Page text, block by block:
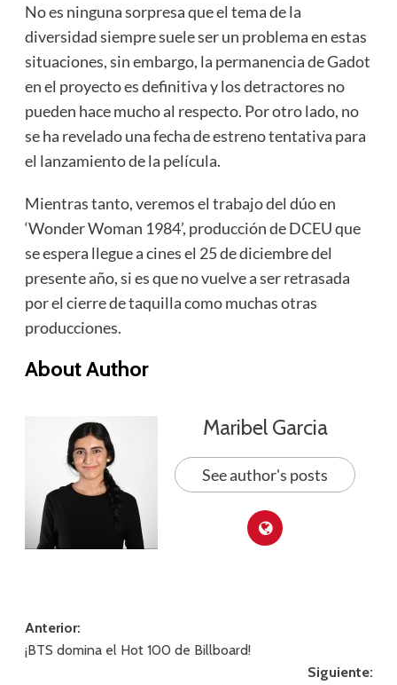
No es ninguna sorpresa que el tema de la
diversidad siempre suele ser un problema en estas
situaciones, sin embargo, la permanencia de Gadot
en el proyecto es definitiva y los detractores no
pueden hace mucho al respecto. Por otro lado, no
se ha revelado una fecha de estreno tentativa para
el lanzamiento de la película.
Mientras tanto, veremos el trabajo del dúo en
‘Wonder Woman 1984’, producción de DCEU que
se espera llegue a cines el 25 de diciembre del
presente año, si es que no vuelve a ser retrasada
por el cierre de taquilla como muchas otras
producciones.
About Author
Maribel Garcia
See author's posts
Navegación
de
Anterior:
¡BTS domina el Hot 100 de Billboard!
Siguiente: